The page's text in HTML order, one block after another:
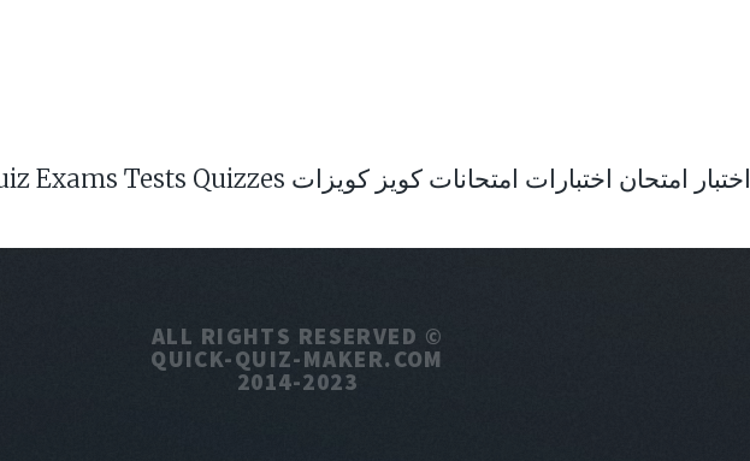
Exam Test Quiz Exams Tests Quizzes اختبار امتحان اختبارات امتحانات كويز كويزات
ALL RIGHTS RESERVED ©
QUICK-QUIZ-MAKER.COM
2014-2023